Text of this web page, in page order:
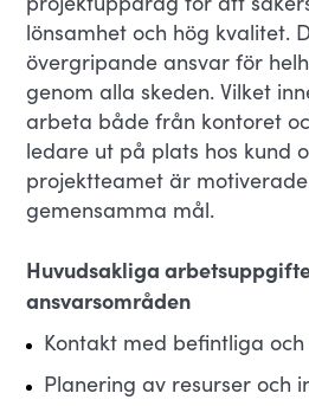
lönsamhet och hög kvalitet.
övergripande ansvar för
genom alla skeden. Vilket
arbeta både från kontoret
ledare ut på plats hos kund
projektteamet är
gemensamma mål.
Huvudsakliga
ansvarsområden
Kontakt med befintliga
Planering av resurser och